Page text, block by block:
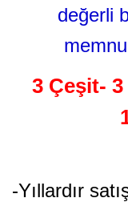
değerli
3 Çeşit-
-Yıllardır